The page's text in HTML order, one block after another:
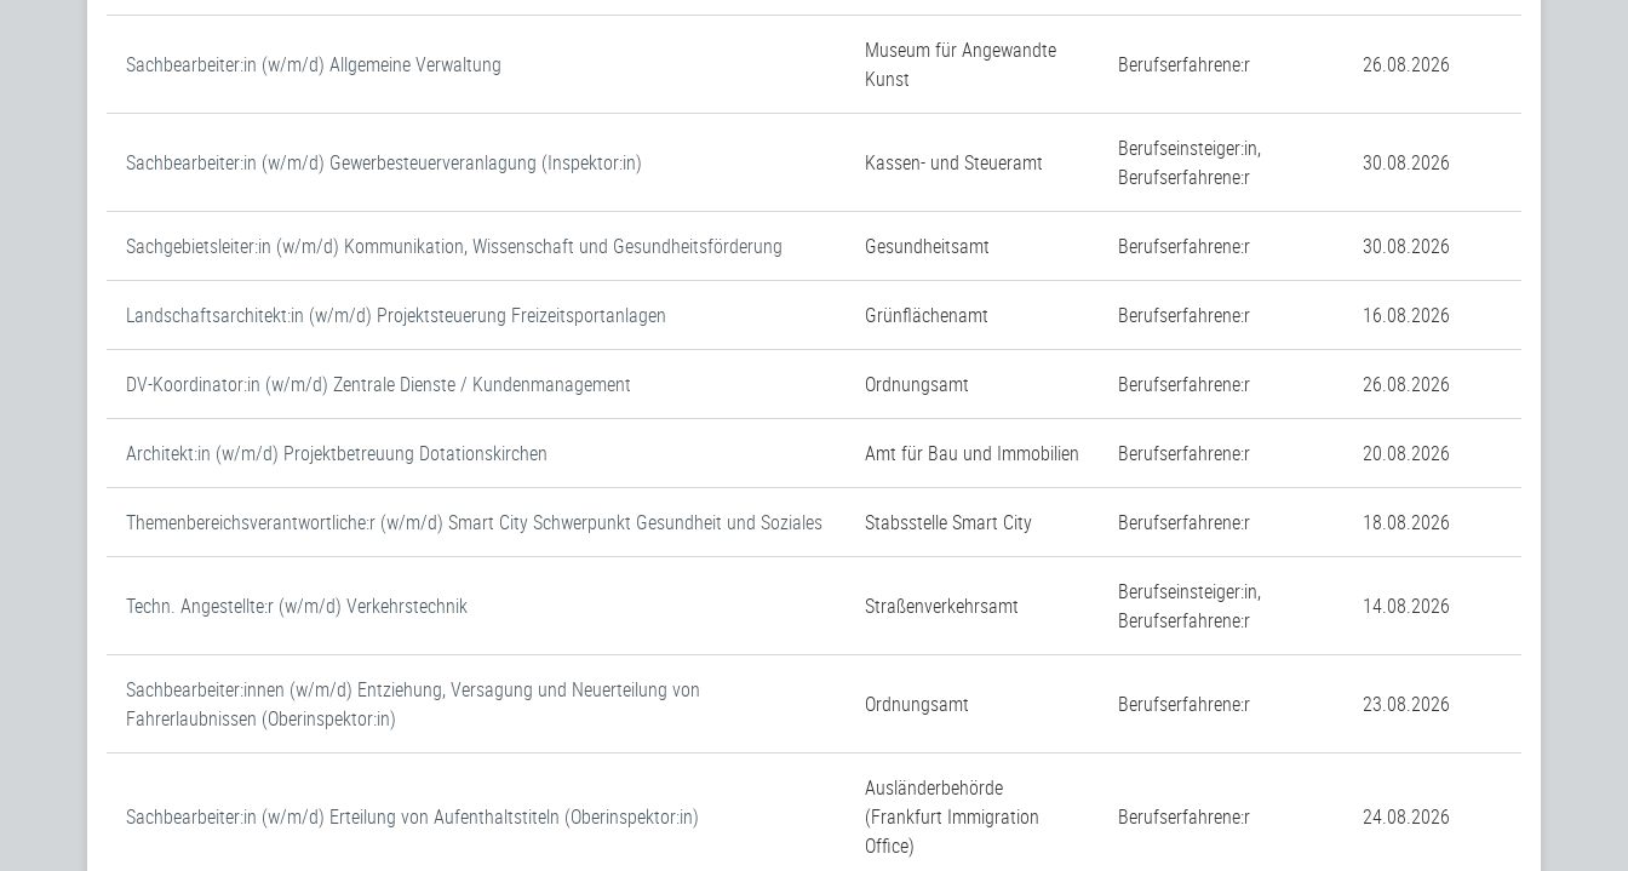
Sachbearbeiter:in (w/m/d) Allgemeine Verwaltung
Museum für Angewandte
Kunst
Berufserfahrene:r 26.08.2026
Sachbearbeiter:in (w/m/d) Gewerbesteuerveranlagung (Inspektor:in) Kassen- und Steueramt
Berufseinsteiger:in,
Berufserfahrene:r
30.08.2026
Sachgebietsleiter:in (w/m/d) Kommunikation, Wissenschaft und Gesundheitsförderung Gesundheitsamt Berufserfahrene:r 30.08.2026
Landschaftsarchitekt:in (w/m/d) Projektsteuerung Freizeitsportanlagen Grünflächenamt Berufserfahrene:r 16.08.2026
DV-Koordinator:in (w/m/d) Zentrale Dienste / Kundenmanagement Ordnungsamt Berufserfahrene:r 26.08.2026
Architekt:in (w/m/d) Projektbetreuung Dotationskirchen Amt für Bau und Immobilien Berufserfahrene:r 20.08.2026
Themenbereichsverantwortliche:r (w/m/d) Smart City Schwerpunkt Gesundheit und Soziales Stabsstelle Smart City Berufserfahrene:r 18.08.2026
Techn. Angestellte:r (w/m/d) Verkehrstechnik Straßenverkehrsamt
Berufseinsteiger:in,
Berufserfahrene:r
14.08.2026
Sachbearbeiter:innen (w/m/d) Entziehung, Versagung und Neuerteilung von
Fahrerlaubnissen (Oberinspektor:in)
Ordnungsamt Berufserfahrene:r 23.08.2026
Sachbearbeiter:in (w/m/d) Erteilung von Aufenthaltstiteln (Oberinspektor:in)
Ausländerbehörde
(Frankfurt Immigration
Office)
Berufserfahrene:r 24.08.2026